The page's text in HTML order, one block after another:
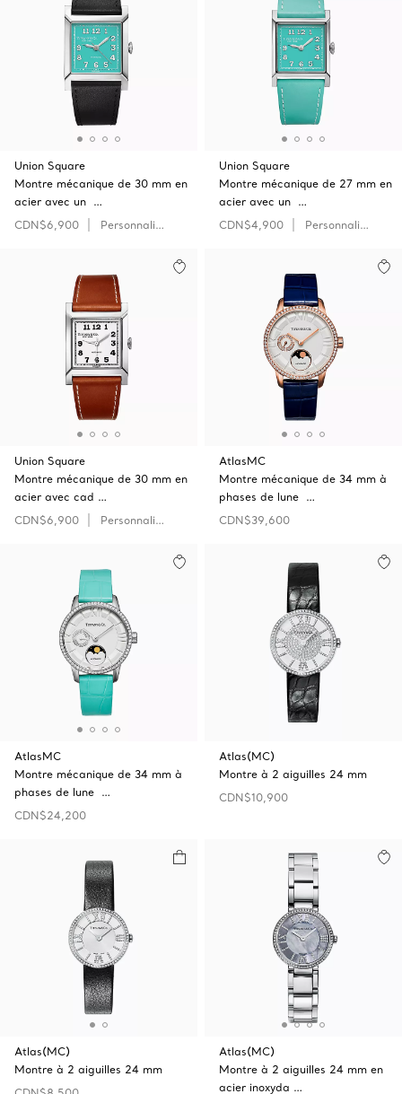
Union Square
Montre mécanique de 30 mm en
acier avec un …
CDN$6,900
Personnaliser
Union Square
Montre mécanique de 27 mm en
acier avec un …
CDN$4,900
Personnaliser
Union Square
Montre mécanique de 30 mm en
acier avec cad …
CDN$6,900
Personnaliser
AtlasMC
Montre mécanique de 34 mm à
phases de lune …
CDN$39,600
AtlasMC
Montre mécanique de 34 mm à
phases de lune …
CDN$24,200
Atlas(MC)
Montre à 2 aiguilles 24 mm
CDN$10,900
Atlas(MC)
Montre à 2 aiguilles 24 mm
Atlas(MC)
Montre à 2 aiguilles 24 mm en
acier inoxyda …